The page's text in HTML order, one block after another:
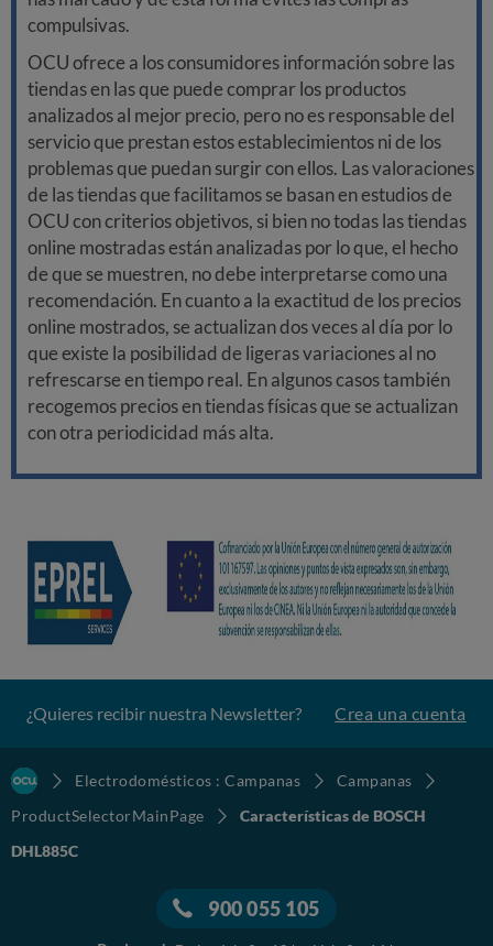
compulsivas.
OCU ofrece a los consumidores información sobre las
tiendas en las que puede comprar los productos
analizados al mejor precio, pero no es responsable del
servicio que prestan estos establecimientos ni de los
problemas que puedan surgir con ellos. Las valoraciones
de las tiendas que facilitamos se basan en estudios de
OCU con criterios objetivos, si bien no todas las tiendas
online mostradas están analizadas por lo que, el hecho
de que se muestren, no debe interpretarse como una
recomendación. En cuanto a la exactitud de los precios
online mostrados, se actualizan dos veces al día por lo
que existe la posibilidad de ligeras variaciones al no
refrescarse en tiempo real. En algunos casos también
recogemos precios en tiendas físicas que se actualizan
con otra periodicidad más alta.
¿Quieres recibir nuestra Newsletter? Crea una cuenta
Electrodomésticos : Campanas
Campanas
ProductSelectorMainPage
Características de BOSCH
DHL885C
900 055 105